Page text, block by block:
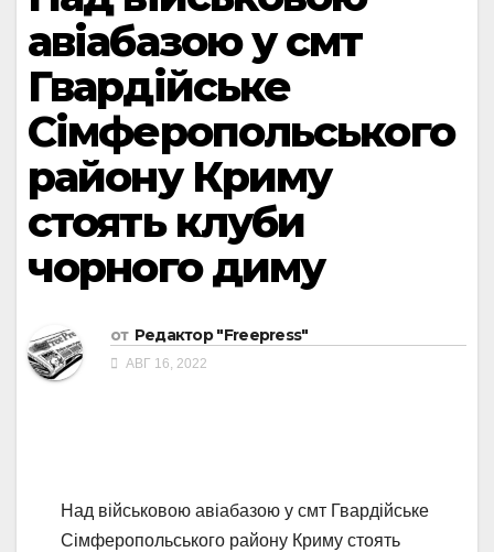
авіабазою у смт
Гвардійське
Сімферопольського
району Криму
стоять клуби
чорного диму
от Редактор "Freepress"
АВГ 16, 2022
Над військовою авіабазою у смт Гвардійське
Сімферопольського району Криму стоять